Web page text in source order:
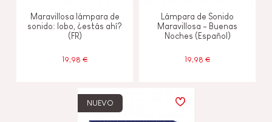
Maravillosa lámpara de
sonido: lobo, ¿estás ahí?
(FR)
19,98 €
Lámpara de Sonido
Maravillosa - Buenas
Noches (Español)
19,98 €
NUEVO